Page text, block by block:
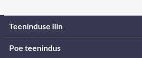
Teeninduse liin
Poe teenindus